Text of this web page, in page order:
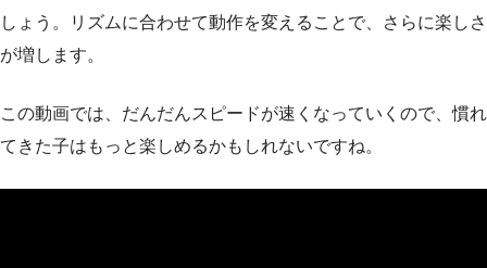
しょう。リズムに合わせて動作を変えることで、さらに楽しさ
が増します。
この動画では、だんだんスピードが速くなっていくので、慣れ
てきた子はもっと楽しめるかもしれないですね。